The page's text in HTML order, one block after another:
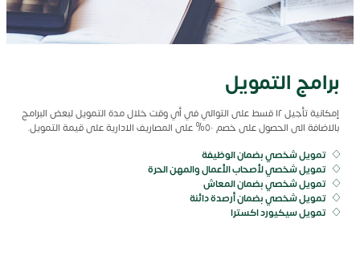
برامج التمويل
إمكانية تأجيل ١٢ قسط على التوالي في أي وقت خلال مدة التمويل لبعض البرامج
بالاضافة الى الحصول على خصم ٥٠% على المصاريف الادارية على قيمة التمويل.
تمويل شخصي بضمان الوظيفة
تمويل شخصي لأصحاب الأعمال والمهن الحرة
تمويل شخصي بضمان المعاش
تمويل شخصي بضمان أرصدة دائنة
تمويل سيكيورد اكسترا